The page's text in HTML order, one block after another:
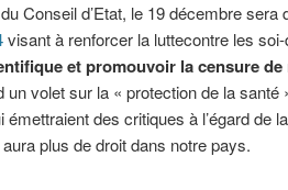
Conseil d’Etat, le 19 décembre
visant à renforcer la luttecontre les
et promouvoir la censure
un volet sur la « protection de la
émettraient des critiques à l’égard
plus de droit dans notre pays.